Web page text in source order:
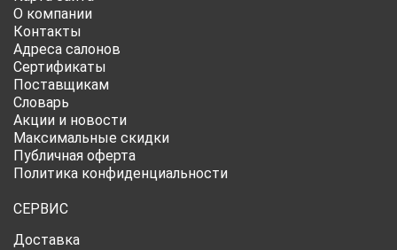
О компании
Контакты
Адреса салонов
Сертификаты
Поставщикам
Словарь
Акции и новости
Максимальные скидки
Публичная оферта
Политика конфиденциальности
СЕРВИС
Доставка